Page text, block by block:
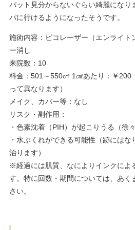
パット見分からないぐらい綺麗になり
パに行けるようになったそうです。
施術内容：ピコレーザー（エンライ
ー消し
来院数：10
料金：501～550㎠ 1㎠あたり：￥200
って異なります）
メイク、カバー等：なし
リスク・副作用：
・色素沈着（PIH）が起こりうる（徐
・水ぶくれができる可能性（跡には
治ります）
※経過には肌質、なによりインクによ
す。特に回数・期間については、あく
さい。